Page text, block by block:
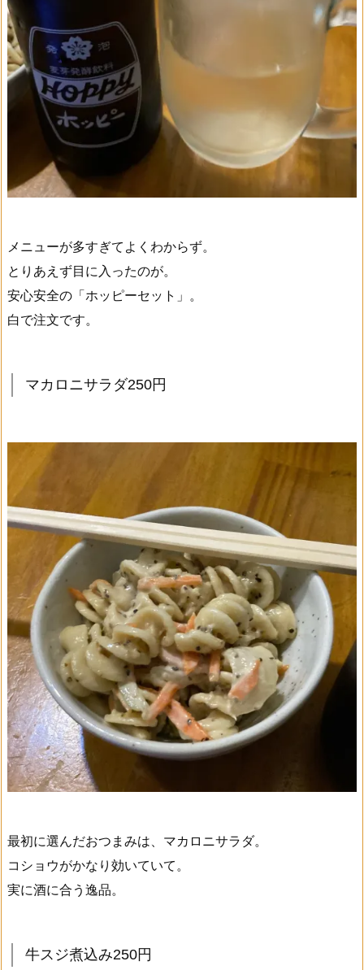
メニューが多すぎてよくわからず。
とりあえず目に入ったのが。
安心安全の「ホッピーセット」。
白で注文です。
マカロニサラダ250円
最初に選んだおつまみは、マカロニサラダ。
コショウがかなり効いていて。
実に酒に合う逸品。
牛スジ煮込み250円